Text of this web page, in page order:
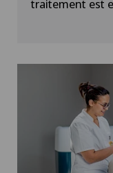
traitement est